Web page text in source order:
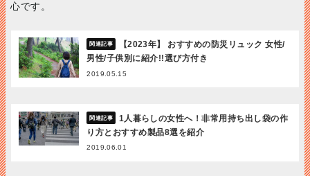
心です。
【2023年】 おすすめの防災リュック 女性/
男性/子供別に紹介!!選び方付き
2019.05.15
1人暮らしの女性へ！非常用持ち出し袋の作
り方とおすすめ製品8選を紹介
2019.06.01